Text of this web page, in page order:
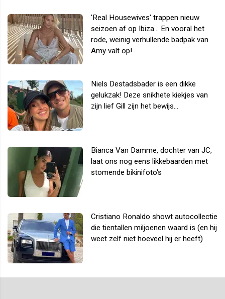
'Real Housewives' trappen nieuw
seizoen af op Ibiza... En vooral het
rode, weinig verhullende badpak van
Amy valt op!
Niels Destadsbader is een dikke
gelukzak! Deze snikhete kiekjes van
zijn lief Gill zijn het bewijs...
Bianca Van Damme, dochter van JC,
laat ons nog eens likkebaarden met
stomende bikinifoto's
Cristiano Ronaldo showt autocollectie
die tientallen miljoenen waard is (en hij
weet zelf niet hoeveel hij er heeft)